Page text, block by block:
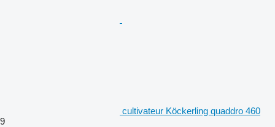
cultivateur Köckerling quaddro 460
9